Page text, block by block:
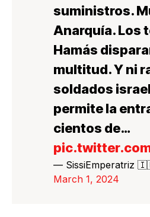
suministros.
Anarquía. Los
Hamás
multitud. Y ni
soldados
permite la
cientos de…
— SissiEmperatriz
March 1, 2024